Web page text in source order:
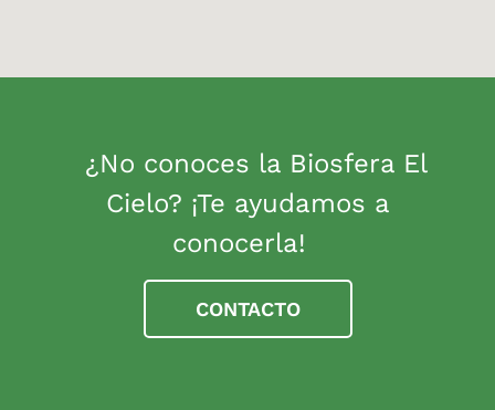
¿No conoces la Biosfera El
Cielo? ¡Te ayudamos a
conocerla!
CONTACTO